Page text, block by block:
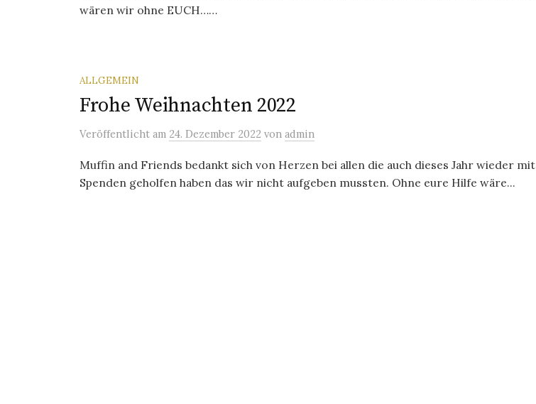
wären wir ohne EUCH……
ALLGEMEIN
Frohe Weihnachten 2022
Veröffentlicht am 24. Dezember 2022 von admin
Muffin and Friends bedankt sich von Herzen bei allen die auch dieses Jahr wieder mit
Spenden geholfen haben das wir nicht aufgeben mussten. Ohne eure Hilfe wäre...